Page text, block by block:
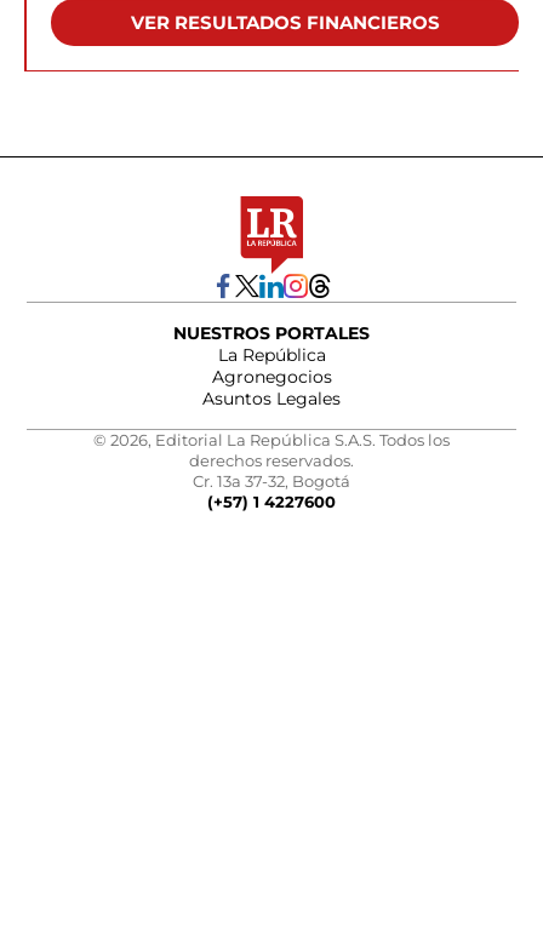
VER RESULTADOS FINANCIEROS
NUESTROS PORTALES
La República
Agronegocios
Asuntos Legales
© 2026, Editorial La República S.A.S. Todos los
derechos reservados.
Cr. 13a 37-32, Bogotá
(+57) 1 4227600